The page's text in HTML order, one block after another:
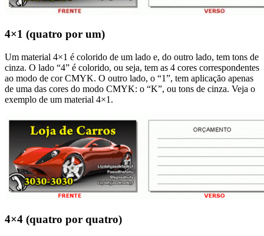
4×1 (quatro por um)
Um material 4×1 é colorido de um lado e, do outro lado, tem tons de
cinza. O lado “4” é colorido, ou seja, tem as 4 cores correspondentes
ao modo de cor CMYK. O outro lado, o “1”, tem aplicação apenas
de uma das cores do modo CMYK: o “K”, ou tons de cinza. Veja o
exemplo de um material 4×1.
4×4 (quatro por quatro)